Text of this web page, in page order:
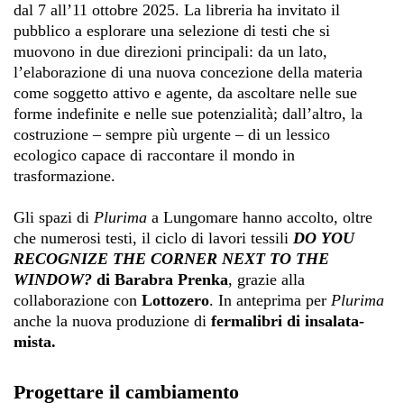
dal 7 all’11 ottobre 2025. La libreria ha invitato il
pubblico a esplorare una selezione di testi che si
muovono in due direzioni principali: da un lato,
l’elaborazione di una nuova concezione della materia
come soggetto attivo e agente, da ascoltare nelle sue
forme indefinite e nelle sue potenzialità; dall’altro, la
costruzione – sempre più urgente – di un lessico
ecologico capace di raccontare il mondo in
trasformazione.
Gli spazi di Plurima a Lungomare hanno accolto, oltre
che numerosi testi, il ciclo di lavori tessili DO YOU
RECOGNIZE THE CORNER NEXT TO THE
WINDOW? di Barabra Prenka, grazie alla
collaborazione con Lottozero. In anteprima per Plurima
anche la nuova produzione di fermalibri di insalata-
mista.
Progettare il cambiamento